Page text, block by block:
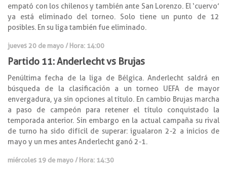
empató con los chilenos y también ante San Lorenzo. El ‘cuervo’
ya está eliminado del torneo. Solo tiene un punto de 12
posibles. En su liga también fue eliminado.
jueves 20 de mayo / Hora: 14:00
Partido 11: Anderlecht vs Brujas
Penúltima fecha de la liga de Bélgica. Anderlecht saldrá en
búsqueda de la clasificación a un torneo UEFA de mayor
envergadura, ya sin opciones al título. En cambio Brujas marcha
a paso de campeón para retener el título conquistado la
temporada anterior. Sin embargo en la actual campaña su rival
de turno ha sido difícil de superar: igualaron 2-2 a inicios de
mayo y un mes antes Anderlecht ganó 2-1.
miércoles 19 de mayo / Hora: 14:30